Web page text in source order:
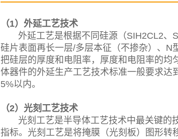
（1）外延工艺技术
外延工艺是根据不同硅源（SIH2CL2、
硅片表面再长一层/多层本征（不掺杂）、
把硅层的厚度和电阻率，厚度和电阻率的
体器件的外延生产工艺技术标准一般要求
5%以内。
（2）光刻工艺技术
光刻工艺是半导体工艺技术中最关键的
指标。光刻工艺是将掩膜（光刻板）图形